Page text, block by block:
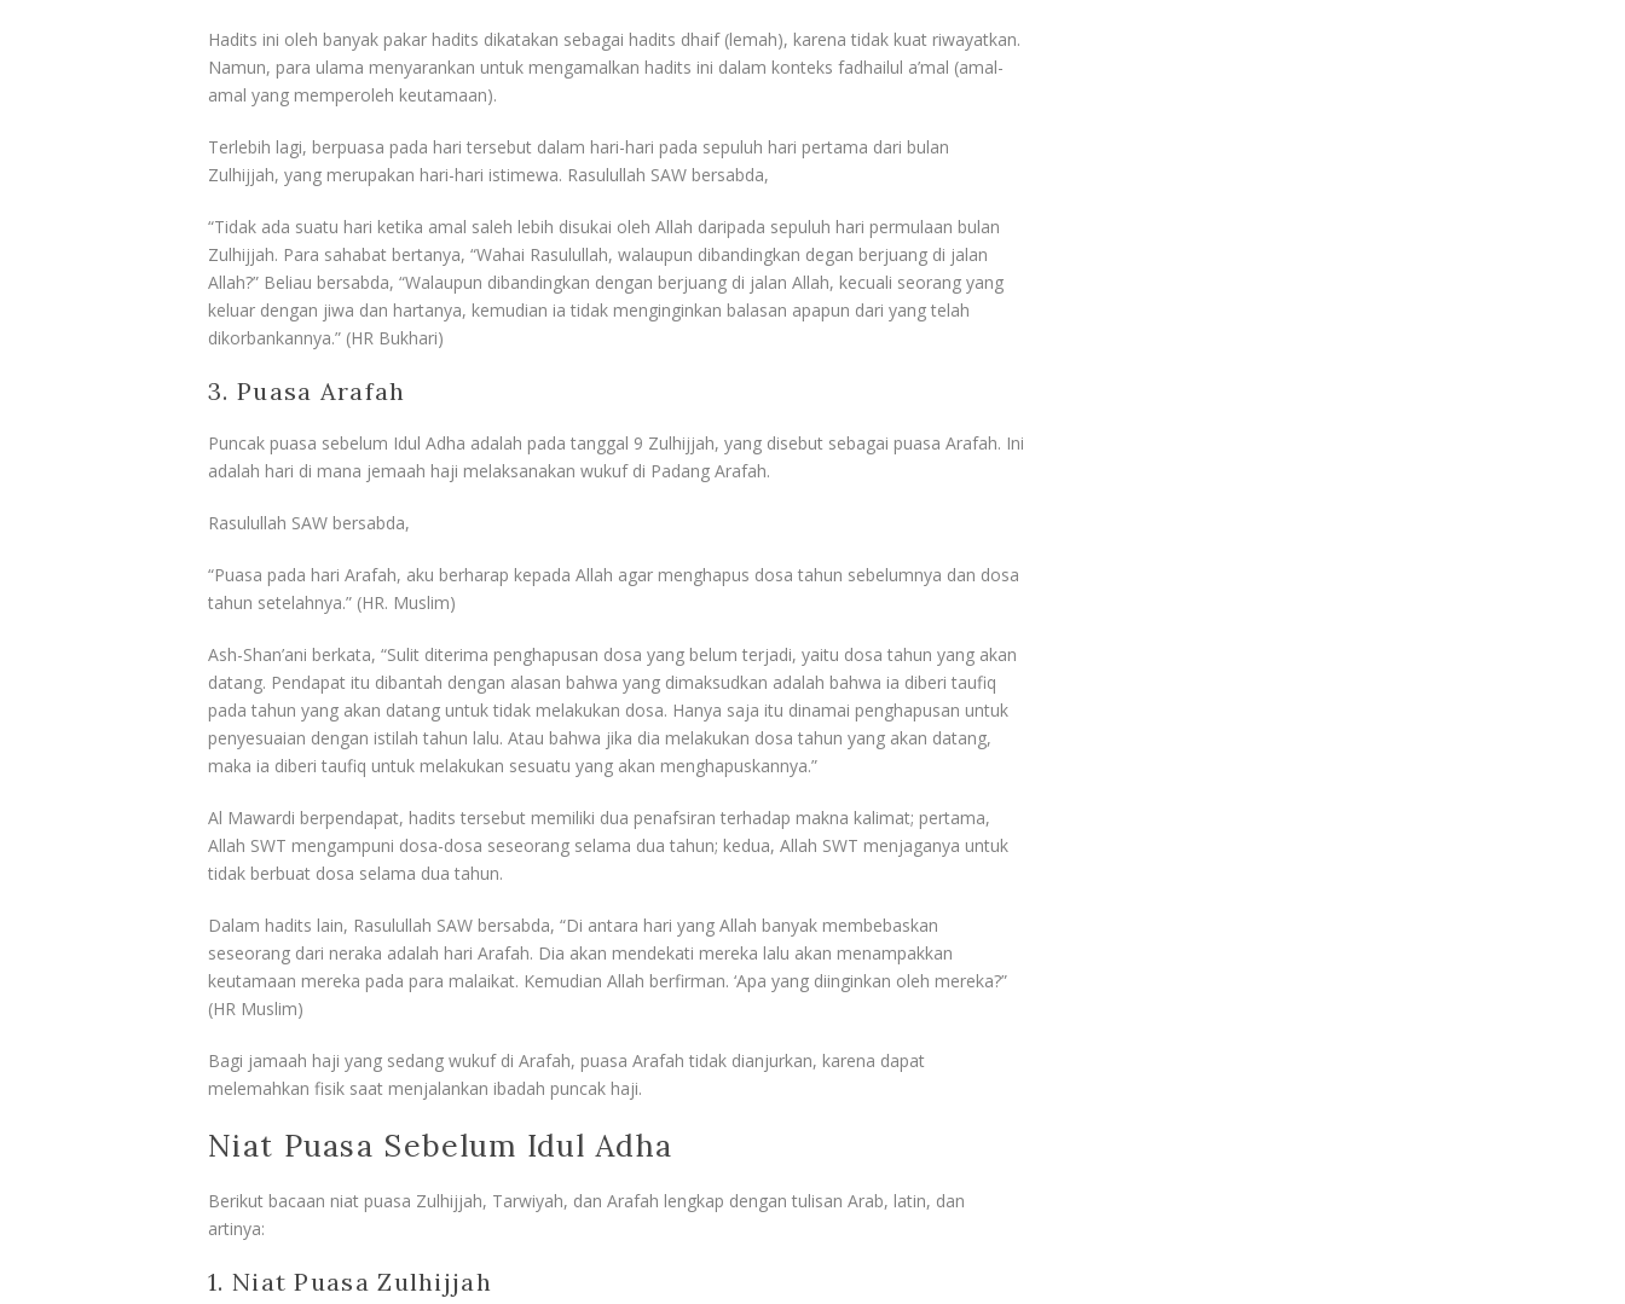
Hadits ini oleh banyak pakar hadits dikatakan sebagai hadits dhaif (lemah), karena tidak kuat riwayatkan.
Namun, para ulama menyarankan untuk mengamalkan hadits ini dalam konteks fadhailul a’mal (amal-
amal yang memperoleh keutamaan).
Terlebih lagi, berpuasa pada hari tersebut dalam hari-hari pada sepuluh hari pertama dari bulan
Zulhijjah, yang merupakan hari-hari istimewa. Rasulullah SAW bersabda,
“Tidak ada suatu hari ketika amal saleh lebih disukai oleh Allah daripada sepuluh hari permulaan bulan
Zulhijjah. Para sahabat bertanya, “Wahai Rasulullah, walaupun dibandingkan degan berjuang di jalan
Allah?” Beliau bersabda, “Walaupun dibandingkan dengan berjuang di jalan Allah, kecuali seorang yang
keluar dengan jiwa dan hartanya, kemudian ia tidak menginginkan balasan apapun dari yang telah
dikorbankannya.” (HR Bukhari)
3. Puasa Arafah
Puncak puasa sebelum Idul Adha adalah pada tanggal 9 Zulhijjah, yang disebut sebagai puasa Arafah. Ini
adalah hari di mana jemaah haji melaksanakan wukuf di Padang Arafah.
Rasulullah SAW bersabda,
“Puasa pada hari Arafah, aku berharap kepada Allah agar menghapus dosa tahun sebelumnya dan dosa
tahun setelahnya.” (HR. Muslim)
Ash-Shan’ani berkata, “Sulit diterima penghapusan dosa yang belum terjadi, yaitu dosa tahun yang akan
datang. Pendapat itu dibantah dengan alasan bahwa yang dimaksudkan adalah bahwa ia diberi taufiq
pada tahun yang akan datang untuk tidak melakukan dosa. Hanya saja itu dinamai penghapusan untuk
penyesuaian dengan istilah tahun lalu. Atau bahwa jika dia melakukan dosa tahun yang akan datang,
maka ia diberi taufiq untuk melakukan sesuatu yang akan menghapuskannya.”
Al Mawardi berpendapat, hadits tersebut memiliki dua penafsiran terhadap makna kalimat; pertama,
Allah SWT mengampuni dosa-dosa seseorang selama dua tahun; kedua, Allah SWT menjaganya untuk
tidak berbuat dosa selama dua tahun.
Dalam hadits lain, Rasulullah SAW bersabda, “Di antara hari yang Allah banyak membebaskan
seseorang dari neraka adalah hari Arafah. Dia akan mendekati mereka lalu akan menampakkan
keutamaan mereka pada para malaikat. Kemudian Allah berfirman. ‘Apa yang diinginkan oleh mereka?”
(HR Muslim)
Bagi jamaah haji yang sedang wukuf di Arafah, puasa Arafah tidak dianjurkan, karena dapat
melemahkan fisik saat menjalankan ibadah puncak haji.
Niat Puasa Sebelum Idul Adha
Berikut bacaan niat puasa Zulhijjah, Tarwiyah, dan Arafah lengkap dengan tulisan Arab, latin, dan
artinya:
1. Niat Puasa Zulhijjah